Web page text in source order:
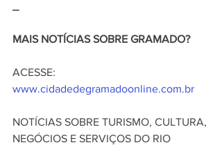
MAIS NOTÍCIAS SOBRE GRAMADO?
ACESSE:
www.cidadedegramadoonline.com.br
NOTÍCIAS SOBRE TURISMO, CULTURA,
NEGÓCIOS E SERVIÇOS DO RIO